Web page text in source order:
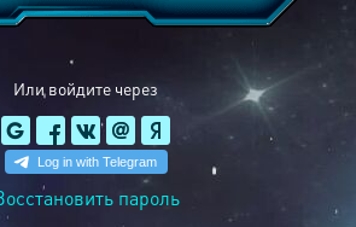
Или войдите через
пароль